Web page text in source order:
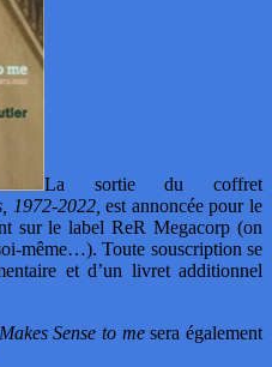
La sortie du coffret
1972-2022, est annoncée pour le
sur le label ReR Megacorp (on
même…). Toute souscription se
et d’un livret additionnel
Sense to mesera également